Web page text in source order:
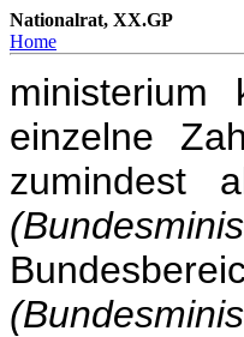
Nationalrat, XX.GP
Home
einzelne
zumindest